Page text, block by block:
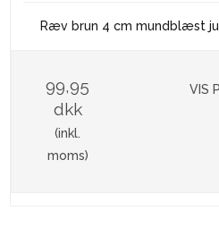
Ræv brun 4 cm mundblæst
99,95
dkk
(inkl.
moms)
VIS